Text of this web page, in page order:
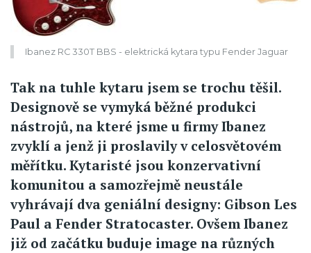
Ibanez RC 330T BBS - elektrická kytara typu Fender Jaguar
Tak na tuhle kytaru jsem se trochu těšil.
Designově se vymyká běžné produkci
nástrojů, na které jsme u firmy Ibanez
zvyklí a jenž ji proslavily v celosvětovém
měřítku. Kytaristé jsou konzervativní
komunitou a samozřejmě neustále
vyhrávají dva geniální designy: Gibson Les
Paul a Fender Stratocaster. Ovšem Ibanez
již od začátku buduje image na různých